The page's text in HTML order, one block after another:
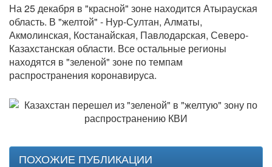
На 25 декабря в "красной" зоне находится Атырауская
область. В "желтой" - Нур-Султан, Алматы,
Акмолинская, Костанайская, Павлодарская, Северо-
Казахстанская области. Все остальные регионы
находятся в "зеленой" зоне по темпам
распространения коронавируса.
ПОХОЖИЕ ПУБЛИКАЦИИ